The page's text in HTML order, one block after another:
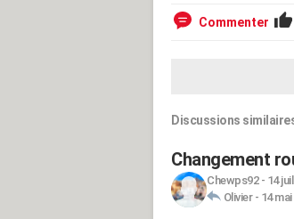
Commenter
Discussions
Changement
Chewps92- 14
Olivier- 14